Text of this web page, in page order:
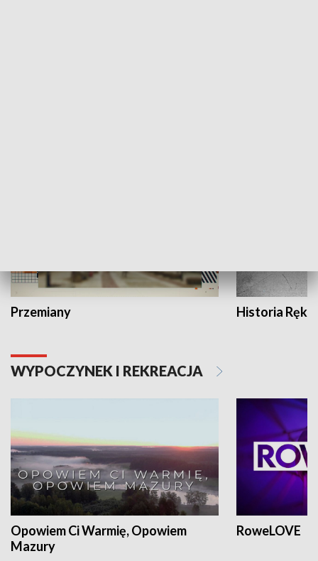
Przemiany Historia Ręką
WYPOCZYNEK I REKREACJA
Opowiem Ci Warmię, Opowiem
Mazury
RoweLOVE